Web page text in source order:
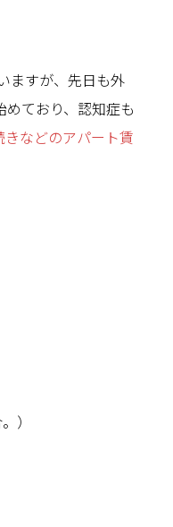
ますが、先日も外
ており、認知症も
などのアパート賃
）